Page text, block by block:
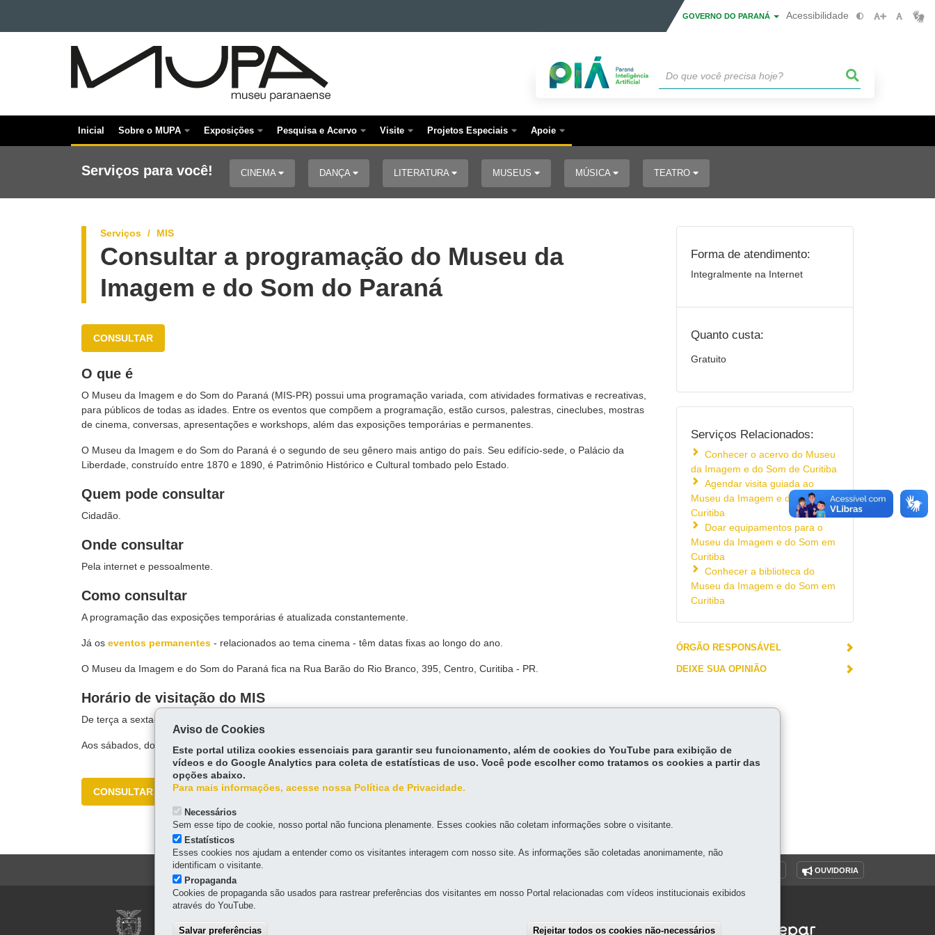
Ir para a navegação
Ir para a busca
GOVERNO DO PARANÁ Acessibilidade
MUSEU
PARANAENSE
Navegação
principal
Inicial Sobre o MUPA Exposições Pesquisa e Acervo Visite Projetos Especiais Apoie
Serviços para você! CINEMA DANÇA LITERATURA MUSEUS MÚSICA TEATRO
Serviços MIS
Consultar a programação do Museu da
Imagem e do Som do Paraná
CONSULTAR
O que é
O Museu da Imagem e do Som do Paraná (MIS-PR) possui uma programação variada, com atividades formativas e recreativas,
para públicos de todas as idades. Entre os eventos que compõem a programação, estão cursos, palestras, cineclubes, mostras
de cinema, conversas, apresentações e workshops, além das exposições temporárias e permanentes.
O Museu da Imagem e do Som do Paraná é o segundo de seu gênero mais antigo do país. Seu edifício-sede, o Palácio da
Liberdade, construído entre 1870 e 1890, é Patrimônio Histórico e Cultural tombado pelo Estado.
Quem pode consultar
Cidadão.
Onde consultar
Pela internet e pessoalmente.
Como consultar
A programação das exposições temporárias é atualizada constantemente.
Já os eventos permanentes - relacionados ao tema cinema - têm datas fixas ao longo do ano.
O Museu da Imagem e do Som do Paraná fica na Rua Barão do Rio Branco, 395, Centro, Curitiba - PR.
Horário de visitação do MIS
De terça a sexta-feira, das 9h às 18h.
Aos sábados, domingos e feriados, das 10h às 16h.
CONSULTAR
Forma de atendimento:
Integralmente na Internet
Quanto custa:
Gratuito
Serviços Relacionados:
Conhecer o acervo do Museu
da Imagem e do Som de Curitiba
Agendar visita guiada ao
Museu da Imagem e do Som em
Curitiba
Doar equipamentos para o
Museu da Imagem e do Som em
Curitiba
Conhecer a biblioteca do
Museu da Imagem e do Som em
Curitiba
ÓRGÃO RESPONSÁVEL
DEIXE SUA OPINIÃO
OUVIDORIA
Navegação
Aviso de Cookies
Este portal utiliza cookies essenciais para garantir seu funcionamento, além de cookies do YouTube para exibição de
vídeos e do Google Analytics para coleta de estatísticas de uso. Você pode escolher como tratamos os cookies a partir das
opções abaixo.
Para mais informações, acesse nossa Política de Privacidade.
Necessários
Sem esse tipo de cookie, nosso portal não funciona plenamente. Esses cookies não coletam informações sobre o visitante.
Estatísticos
Esses cookies nos ajudam a entender como os visitantes interagem com nosso site. As informações são coletadas anonimamente, não
identificam o visitante.
Propaganda
Cookies de propaganda são usados para rastrear preferências dos visitantes em nosso Portal relacionadas com vídeos institucionais exibidos
através do YouTube.
Salvar preferências Rejeitar todos os cookies não-necessários